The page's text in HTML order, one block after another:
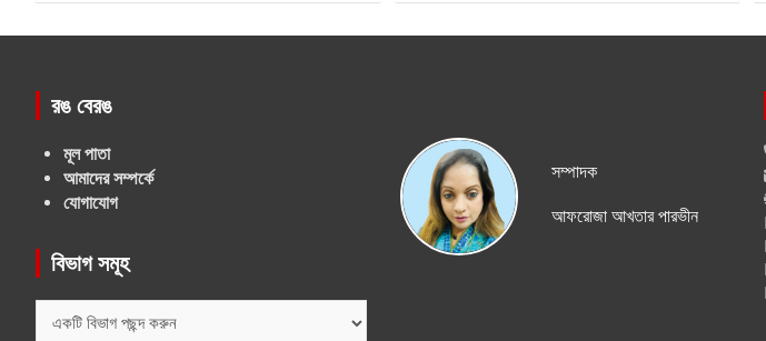
রঙ বেরঙ
মূল পাতা
আমাদের সম্পর্কে
যোগাযোগ
বিভাগ সমূহ
সমূহ
সম্পাদক
আফরোজা আখতার পারভীন